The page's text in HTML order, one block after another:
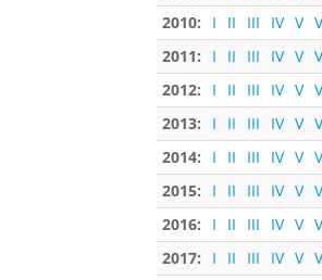
2010:
I II III IV V
2011:
I II III IV V
2012:
I II III IV V
2013:
I II III IV V
2014:
I II III IV V
2015:
I II III IV V
2016:
I II III IV V
2017:
I II III IV V